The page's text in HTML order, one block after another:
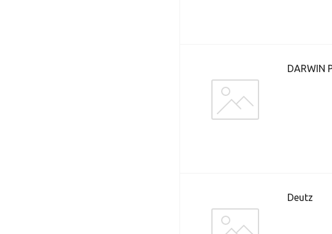
DARWIN
Deutz